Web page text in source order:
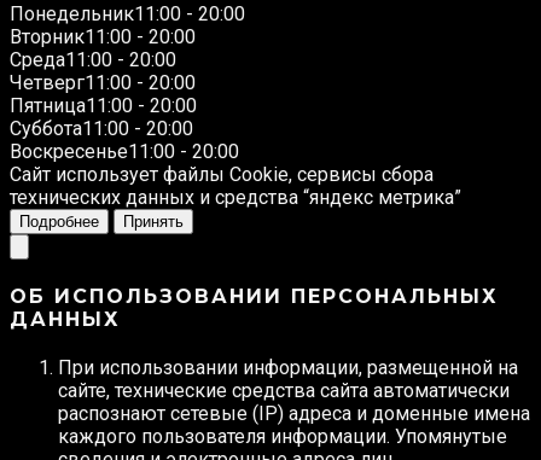
Понедельник11:00 - 20:00
Вторник11:00 - 20:00
Среда11:00 - 20:00
Четверг11:00 - 20:00
Пятница11:00 - 20:00
Суббота11:00 - 20:00
Воскресенье11:00 - 20:00
Сайт использует файлы Cookie, сервисы сбора
технических данных и средства “яндекс метрика”
Подробнее Принять
ОБ ИСПОЛЬЗОВАНИИ ПЕРСОНАЛЬНЫХ
ДАННЫХ
При использовании информации, размещенной на
сайте, технические средства сайта автоматически
распознают сетевые (IP) адреса и доменные имена
каждого пользователя информации. Упомянутые